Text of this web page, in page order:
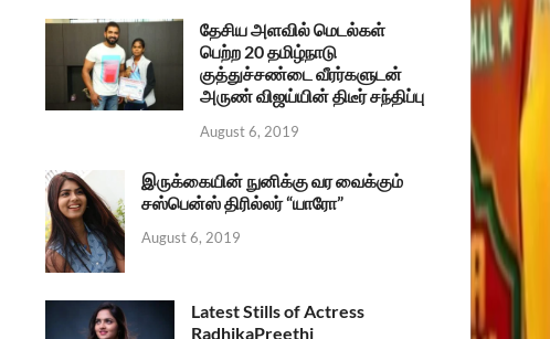
தேசிய அளவில் மெடல்கள்
பெற்ற 20 தமிழ்நாடு
குத்துச்சண்டை வீரர்களுடன்
அருண் விஜய்யின் திடீர் சந்திப்பு
August 6, 2019
இருக்கையின் நுனிக்கு வர வைக்கும்
சஸ்பென்ஸ் திரில்லர் “யாரோ”
August 6, 2019
Latest Stills of Actress
RadhikaPreethi